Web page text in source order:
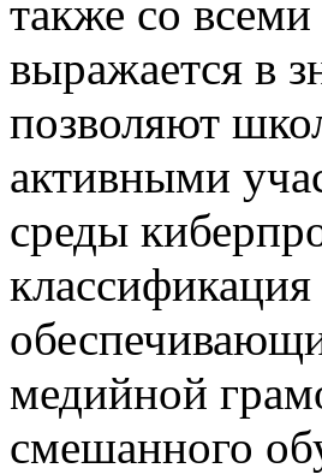
также со
выражается в
позволяют
активными
среды
медийной
смешанного